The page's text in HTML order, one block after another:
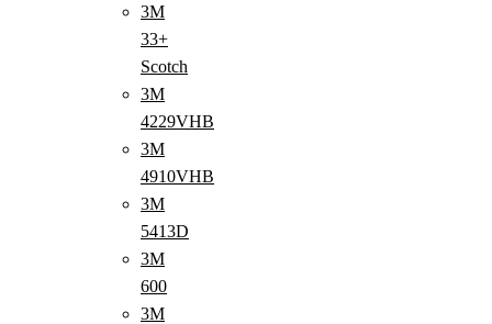
3M
33+
Scotch
3M
4229VHB
3M
4910VHB
3M
5413D
3M
600
3M